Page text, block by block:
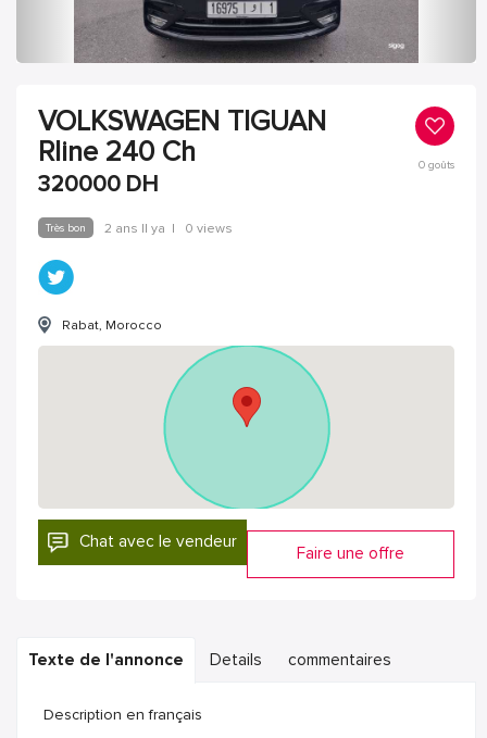
VOLKSWAGEN TIGUAN
Rline 240 Ch
320000 DH
0goûts
Très bon 2 ans Il ya | 0 views
Rabat, Morocco
Chat avec le vendeur
Faire une offre
Texte de l'annonce Details commentaires
Description en français